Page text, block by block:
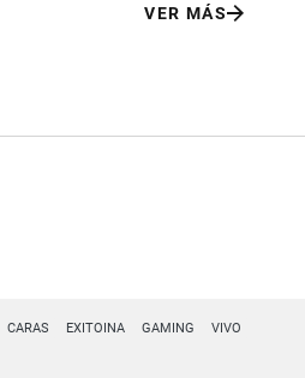
VER MÁS
CARAS EXITOINA GAMING VIVO